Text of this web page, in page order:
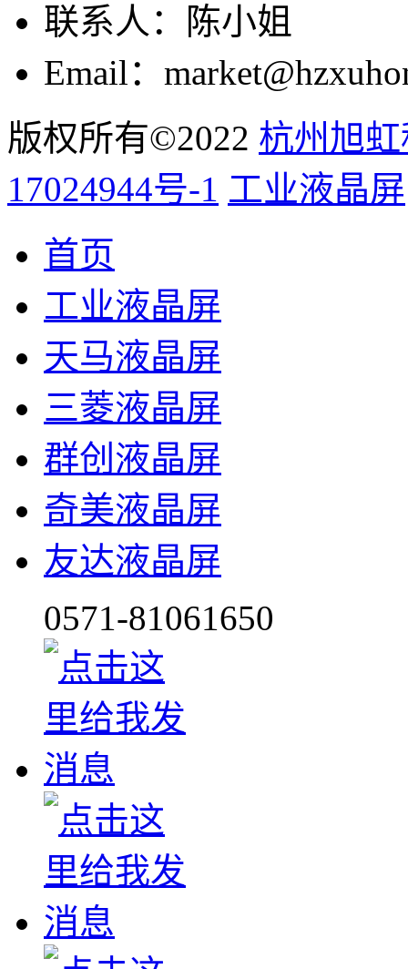
联系人：陈小姐
Email：
版权所有©2022 杭州旭
17024944号-1 工业液晶屏
首页
工业液晶屏
天马液晶屏
三菱液晶屏
群创液晶屏
奇美液晶屏
友达液晶屏
0571-81061650